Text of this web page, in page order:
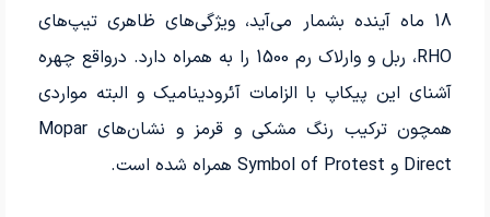
18 ماه آینده بشمار می‌آید، ویژگی‌های ظاهری تیپ‌های
RHO، ربل و وارلاک رم 1500 را به همراه دارد. درواقع چهره
آشنای این پیکاپ با الزامات آئرودینامیک و البته مواردی
همچون ترکیب رنگ مشکی و قرمز و نشان‌های Mopar
Direct و Symbol of Protest همراه شده است.